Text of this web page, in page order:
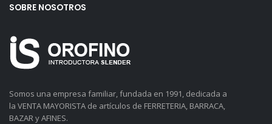
SOBRE NOSOTROS
Somos una empresa familiar, fundada en 1991, dedicada a
la VENTA MAYORISTA de artículos de FERRETERIA, BARRACA,
BAZAR y AFINES.